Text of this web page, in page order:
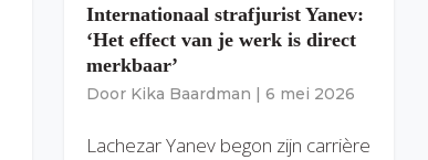
Internationaal strafjurist Yanev:
‘Het effect van je werk is direct
merkbaar’
Door Kika Baardman | 6 mei 2026
Lachezar Yanev begon zijn carrière